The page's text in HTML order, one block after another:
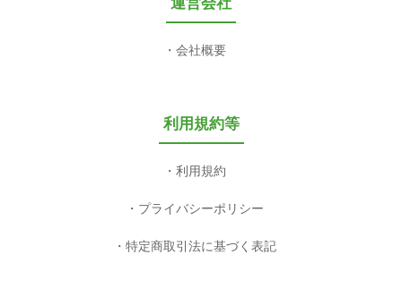
会社概要
利用規約等
利用規約
プライバシーポリシー
特定商取引法に基づく表記